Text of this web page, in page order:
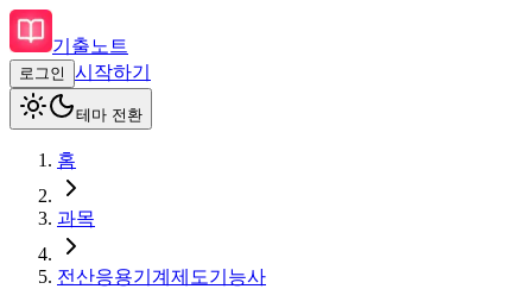
기출노트
로그인 시작하기
테마 전환
홈
과목
전산응용기계제도기능사